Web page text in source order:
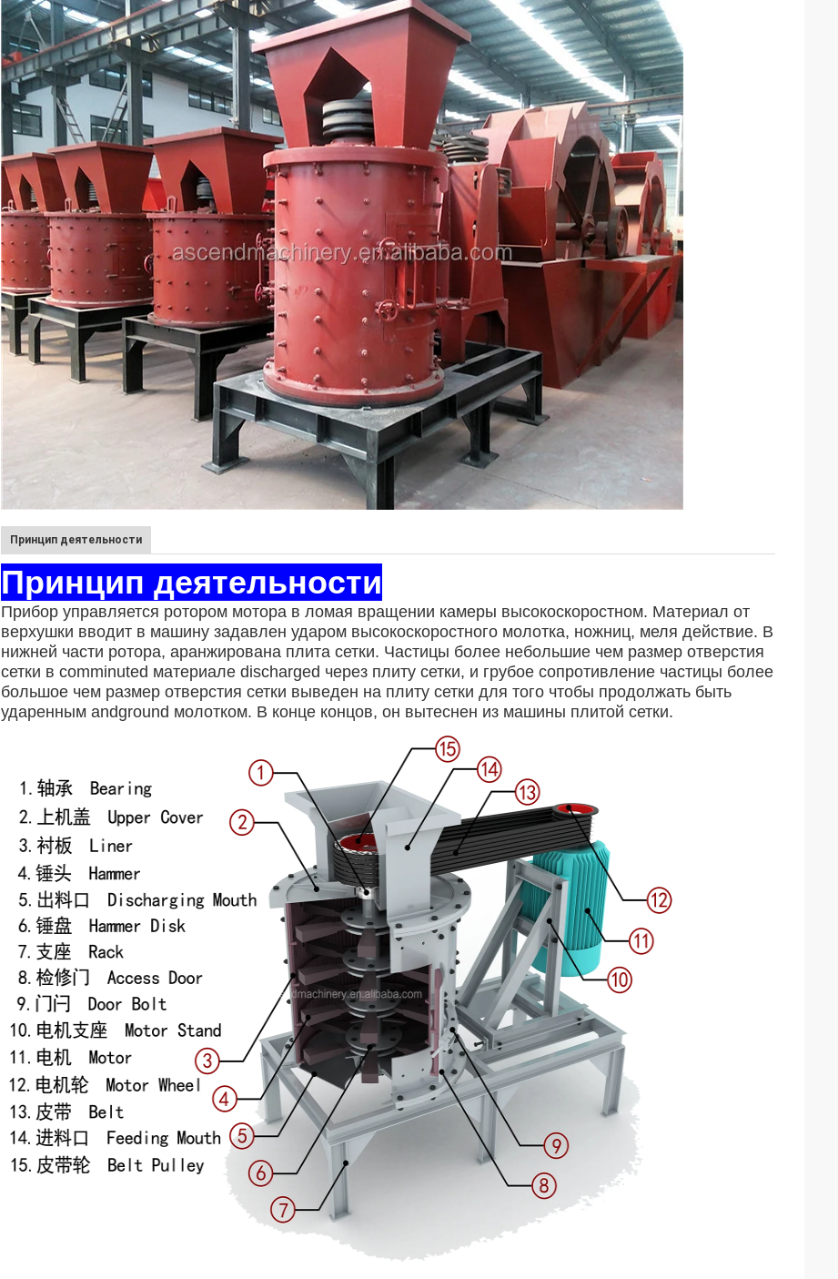
Принцип деятельности
Принцип деятельности
Прибор управляется ротором мотора в ломая вращении камеры высокоскоростном. Материал от
верхушки вводит в машину задавлен ударом высокоскоростного молотка, ножниц, меля действие. В
нижней части ротора, аранжирована плита сетки. Частицы более небольшие чем размер отверстия
сетки в comminuted материале discharged через плиту сетки, и грубое сопротивление частицы более
большое чем размер отверстия сетки выведен на плиту сетки для того чтобы продолжать быть
ударенным andground молотком. В конце концов, он вытеснен из машины плитой сетки.